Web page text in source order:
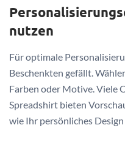
nutzen
Für optimale
Beschenkten gefällt.
Farben oder Motive. Viele
Spreadshirt bieten
wie Ihr persönliches